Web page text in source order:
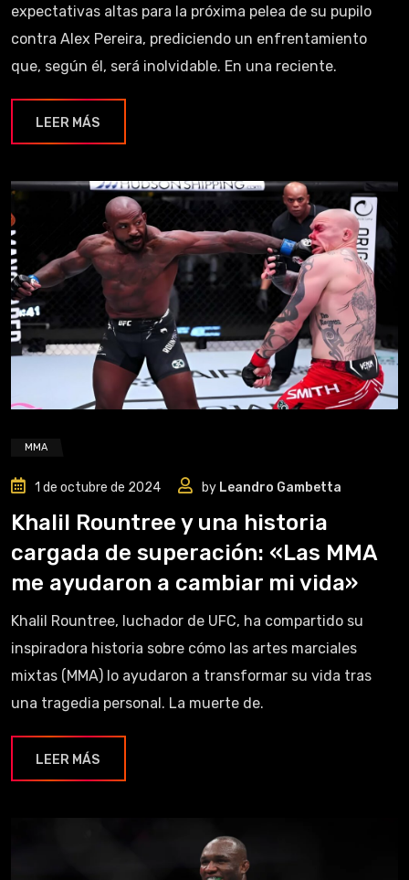
expectativas altas para la próxima pelea de su pupilo
contra Alex Pereira, prediciendo un enfrentamiento
que, según él, será inolvidable. En una reciente.
LEER MÁS
MMA
1 de octubre de 2024 by Leandro Gambetta
Khalil Rountree y una historia
cargada de superación: «Las MMA
me ayudaron a cambiar mi vida»
Khalil Rountree, luchador de UFC, ha compartido su
inspiradora historia sobre cómo las artes marciales
mixtas (MMA) lo ayudaron a transformar su vida tras
una tragedia personal. La muerte de.
LEER MÁS